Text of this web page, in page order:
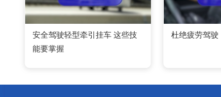
安全驾驶轻型牵引挂车 这些技
能要掌握
杜绝疲劳驾驶